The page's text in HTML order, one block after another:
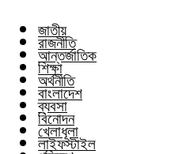
জাতীয়
রাজনীতি
আন্তর্জাতিক
শিক্ষা
অর্থনীতি
বাংলাদেশ
ব্যবসা
বিনোদন
খেলাধূলা
লাইফস্টাইল